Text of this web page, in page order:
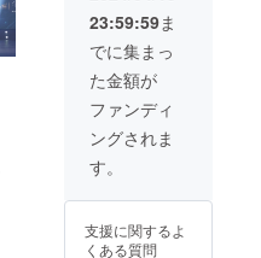
ナー掲
載
200mm
×200m
m （2口
以上の
場合
300mm
＋見え
位置の
ツや水
着）Sサ
イズ、
大会使
用の
ショー
トドレ
スSサイ
や大き
在衣装
23:59:59ま
でに集まっ
た金額が
ファンディ
ングされま
す。
支援に関するよ
くある質問